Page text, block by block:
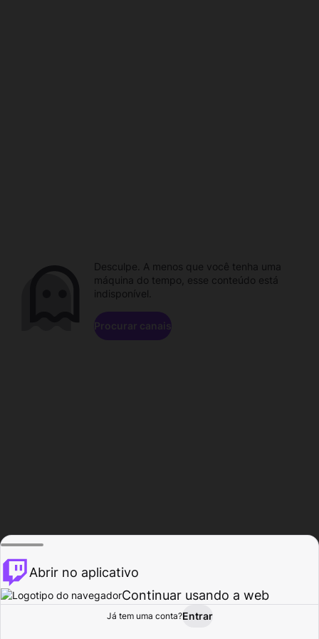
Procurar Atividade
Desculpe. A menos que você tenha uma
máquina do tempo, esse conteúdo está
indisponível.
Procurar canais
Abrir no aplicativo
Continuar usando a web
Já tem uma conta?Entrar